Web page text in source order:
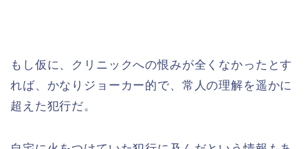
もし仮に、クリニックへの恨みが全くなかったとす
れば、かなりジョーカー的で、常人の理解を遥かに
超えた犯行だ。